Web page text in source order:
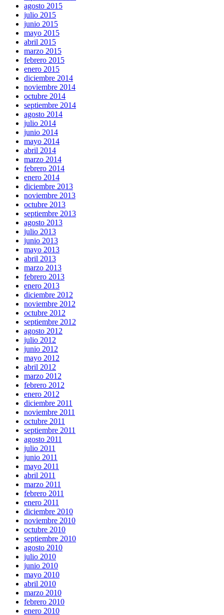
agosto 2015
julio 2015
junio 2015
mayo 2015
abril 2015
marzo 2015
febrero 2015
enero 2015
diciembre 2014
noviembre 2014
octubre 2014
septiembre 2014
agosto 2014
julio 2014
junio 2014
mayo 2014
abril 2014
marzo 2014
febrero 2014
enero 2014
diciembre 2013
noviembre 2013
octubre 2013
septiembre 2013
agosto 2013
julio 2013
junio 2013
mayo 2013
abril 2013
marzo 2013
febrero 2013
enero 2013
diciembre 2012
noviembre 2012
octubre 2012
septiembre 2012
agosto 2012
julio 2012
junio 2012
mayo 2012
abril 2012
marzo 2012
febrero 2012
enero 2012
diciembre 2011
noviembre 2011
octubre 2011
septiembre 2011
agosto 2011
julio 2011
junio 2011
mayo 2011
abril 2011
marzo 2011
febrero 2011
enero 2011
diciembre 2010
noviembre 2010
octubre 2010
septiembre 2010
agosto 2010
julio 2010
junio 2010
mayo 2010
abril 2010
marzo 2010
febrero 2010
enero 2010